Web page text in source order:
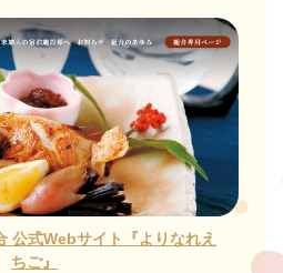
公式Webサイト
『よりなれえ
ちご』